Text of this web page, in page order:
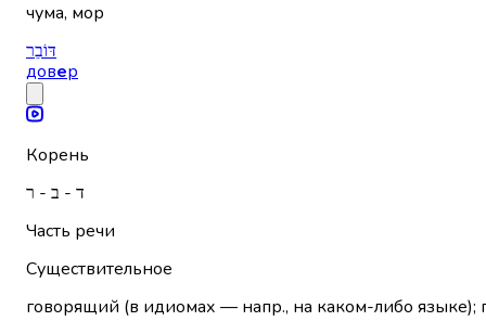
чума, мор
דּוֹבֵר
довер
Корень
ד - ב - ר
Часть речи
Существительное
говорящий (в идиомах — напр., на каком-либо языке);